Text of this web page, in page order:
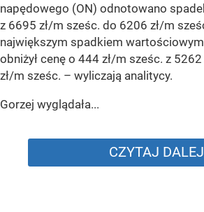
napędowego (ON) odnotowano
z 6695 zł/m sześc. do 6206 zł/m
największym spadkiem
obniżył cenę o 444 zł/m sześc. z
zł/m sześc. – wyliczają analitycy.
Gorzej wyglądała...
CZYTAJ DALEJ